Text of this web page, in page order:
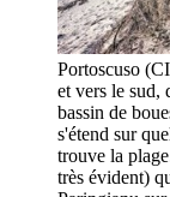
Portoscuso
et vers le sud,
bassin de
s'étend sur
trouve la
très évident)